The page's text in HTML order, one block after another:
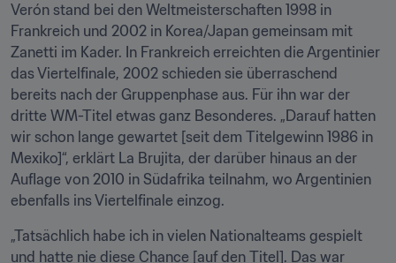
Verón stand bei den Weltmeisterschaften 1998 in
Frankreich und 2002 in Korea/Japan gemeinsam mit
Zanetti im Kader. In Frankreich erreichten die Argentinier
das Viertelfinale, 2002 schieden sie überraschend
bereits nach der Gruppenphase aus. Für ihn war der
dritte WM-Titel etwas ganz Besonderes. „Darauf hatten
wir schon lange gewartet [seit dem Titelgewinn 1986 in
Mexiko]“, erklärt La Brujita, der darüber hinaus an der
Auflage von 2010 in Südafrika teilnahm, wo Argentinien
ebenfalls ins Viertelfinale einzog.
„Tatsächlich habe ich in vielen Nationalteams gespielt
und hatte nie diese Chance [auf den Titel]. Das war